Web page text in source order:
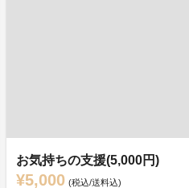
お気持ちの支援(5,000円)
¥5,000 (税込/送料込)